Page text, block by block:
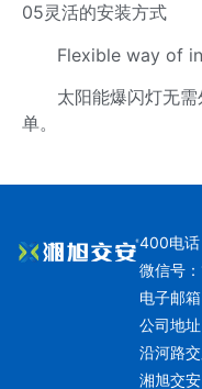
05灵活的安装方式
Flexible way of
太阳能爆闪灯无需
单。
400电
微信号
电子邮箱
公司地
沿河路
湘旭交